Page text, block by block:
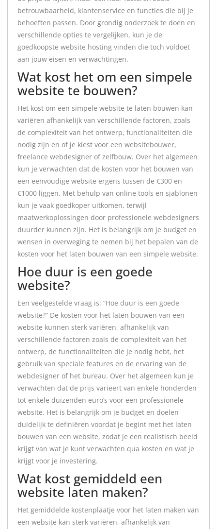
betrouwbaarheid, klantenservice en functies die bij je
behoeften passen. Door grondig onderzoek te doen en
verschillende opties te vergelijken, kun je de
goedkoopste website hosting vinden die toch voldoet
aan jouw eisen en verwachtingen.
Wat kost het om een simpele
website te bouwen?
Het kost om een simpele website te laten bouwen kan
variëren afhankelijk van verschillende factoren, zoals
de complexiteit van het ontwerp, functionaliteiten die
nodig zijn en of je kiest voor een websitebouwer,
freelance webdesigner of zelfbouw. Over het algemeen
kun je verwachten dat de kosten voor het bouwen van
een eenvoudige website ergens tussen de €300 en
€1000 liggen. Met behulp van online tools en sjablonen
kun je vaak goedkoper uitkomen, terwijl
maatwerkoplossingen door professionele webdesigners
duurder kunnen zijn. Het is belangrijk om je budget en
wensen in overweging te nemen bij het bepalen van de
kosten voor het laten bouwen van een simpele website.
Hoe duur is een goede
website?
Een veelgestelde vraag is: “Hoe duur is een goede
website?” De kosten voor het laten bouwen van een
website kunnen sterk variëren, afhankelijk van
verschillende factoren zoals de complexiteit van het
ontwerp, de functionaliteiten die je nodig hebt, het
gebruik van speciale features en de ervaring van de
webdesigner of het bureau. Over het algemeen kun je
verwachten dat de prijs varieert van enkele honderden
tot enkele duizenden euro’s voor een professionele
website. Het is belangrijk om je budget en doelen
duidelijk te definiëren voordat je begint met het laten
bouwen van een website, zodat je een realistisch beeld
krijgt van wat je kunt verwachten qua kosten en wat je
krijgt voor je investering.
Wat kost gemiddeld een
website laten maken?
Het gemiddelde kostenplaatje voor het laten maken van
een website kan sterk variëren, afhankelijk van